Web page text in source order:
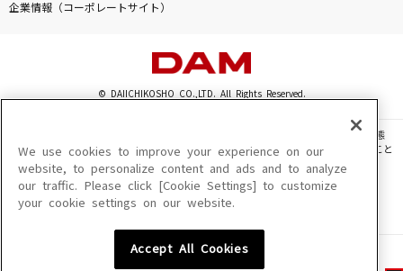
企業情報（コーポレートサイト）
© DAIICHIKOSHO CO.,LTD. All Rights Reserved.
このサイトに掲載されている一切の文章・画像・写真・動画・音声等を、手段や形態
を問わず、著作権法の定める範囲を超えて無断で複製、転載、ファイル化などすること
を禁じます。
楽曲及びコンテンツは、機種によりご利用いただけない場合があります。
楽曲及びコンテンツの配信日、配信内容が変更になる場合があります。
We use cookies to improve your experience on our
website, to personalize content and ads and to analyze
our traffic. Please click [Cookie Settings] to customize
your cookie settings on our website.
Accept All Cookies